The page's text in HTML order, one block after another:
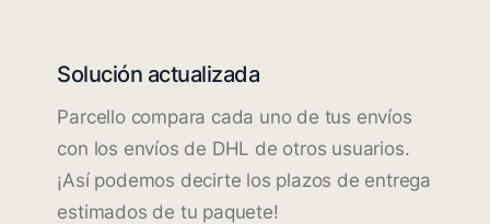
Solución actualizada
Parcello compara cada uno de tus envíos
con los envíos de DHL de otros usuarios.
¡Así podemos decirte los plazos de entrega
estimados de tu paquete!